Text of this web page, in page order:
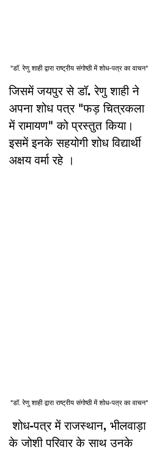
"डॉ. रेणु शाही द्वारा राष्ट्रीय संगोष्ठी में शोध-पत्र का वाचन"
जिसमें जयपुर से डॉ. रेणु शाही ने
अपना शोध पत्र "फड़ चित्रकला
में रामायण" को प्रस्तुत किया।
इसमें इनके सहयोगी शोध विद्यार्थी
अक्षय वर्मा रहे ।
"डॉ. रेणु शाही द्वारा राष्ट्रीय संगोष्ठी में शोध-पत्र का वाचन"
शोध-पत्र में राजस्थान, भीलवाड़ा
के जोशी परिवार के साथ उनके